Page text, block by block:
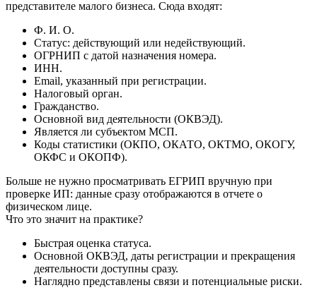
представителе малого бизнеса. Сюда входят:
Ф. И. О.
Статус: действующий или недействующий.
ОГРНИП с датой назначения номера.
ИНН.
Email, указанный при регистрации.
Налоговый орган.
Гражданство.
Основной вид деятельности (ОКВЭД).
Является ли субъектом МСП.
Коды статистики (ОКПО, ОКАТО, ОКТМО, ОКОГУ,
ОКФС и ОКОПФ).
Больше не нужно просматривать ЕГРИП вручную при
проверке ИП: данные сразу отображаются в отчете о
физическом лице.
Что это значит на практике?
Быстрая оценка статуса.
Основной ОКВЭД, даты регистрации и прекращения
деятельности доступны сразу.
Наглядно представлены связи и потенциальные риски.